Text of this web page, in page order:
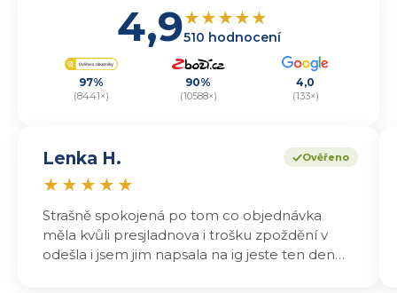
4,9★★★★★
510 hodnocení
97%
(8441×)
90%
(10588×)
4,0
(133×)
Ověřeno
Lenka H.
★ ★ ★ ★ ★
Strašně spokojená po tom co objednávka
měla kvůli presjladnova i trošku zpoždění v
odešla i jsem jim napsala na ig jeste ten den